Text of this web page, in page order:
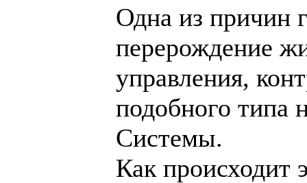
Одна из причин
перерождение
управления,
подобного типа
Системы.
Как происходит